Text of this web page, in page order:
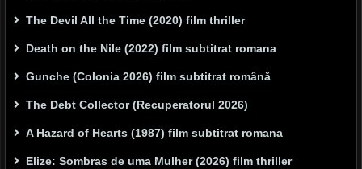
The Devil All the Time (2020) film thriller
Death on the Nile (2022) film subtitrat romana
Gunche (Colonia 2026) film subtitrat română
The Debt Collector (Recuperatorul 2026)
A Hazard of Hearts (1987) film subtitrat romana
Elize: Sombras de uma Mulher (2026) film thriller